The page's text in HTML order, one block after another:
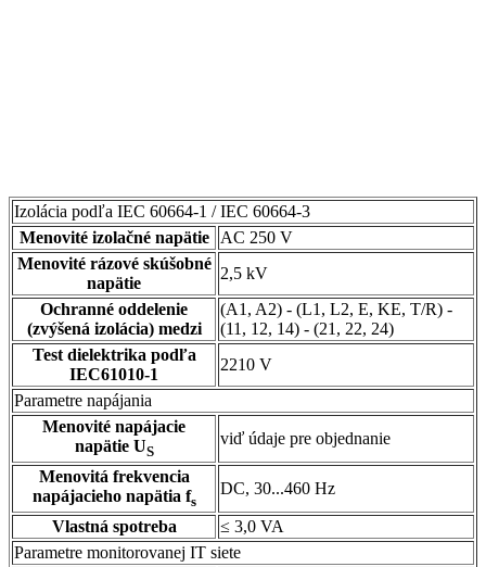
Izolácia podľa IEC 60664-1 / IEC 60664-3
Menovité izolačné napätie
AC 250 V
Menovité rázové skúšobné
napätie
2,5 kV
Ochranné oddelenie
(zvýšená izolácia) medzi
(A1, A2) - (L1, L2, E, KE, T/R) -
(11, 12, 14) - (21, 22, 24)
Test dielektrika podľa
IEC61010-1
2210 V
Parametre napájania
Menovité napájacie
napätie US
viď údaje pre objednanie
Menovitá frekvencia
napájacieho napätia fs
DC, 30...460 Hz
Vlastná spotreba
≤ 3,0 VA
Parametre monitorovanej IT siete